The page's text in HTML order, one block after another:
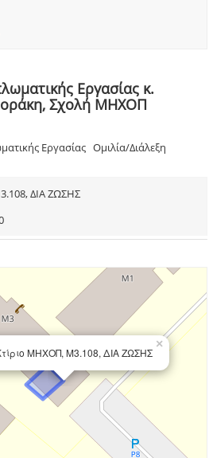
Εργασίας κ.
Σχολή ΜΗΧΟΠ
Εργασίας Ομιλία/Διάλεξη
ΔΙΑ ΖΩΣΗΣ
×
ΜΗΧΟΠ, Μ3.108, ΔΙΑ ΖΩΣΗΣ